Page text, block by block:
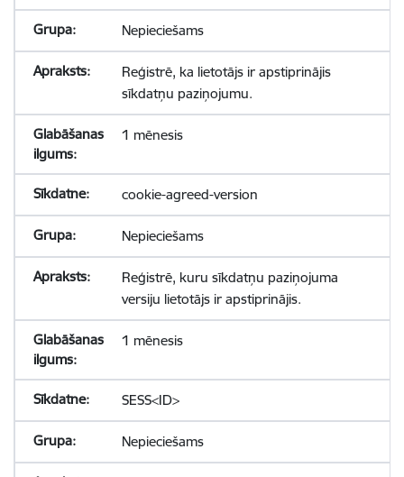
Nepieciešams
Reģistrē, ka lietotājs ir apstiprinājis
sīkdatņu paziņojumu.
1 mēnesis
cookie-agreed-version
Nepieciešams
Reģistrē, kuru sīkdatņu paziņojuma
versiju lietotājs ir apstiprinājis.
1 mēnesis
SESS<ID>
Nepieciešams